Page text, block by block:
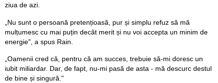
ziua de azi.
„Nu sunt o persoană pretențioasă, pur și simplu refuz să mă
mulțumesc cu mai puțin decât merit și nu voi accepta un minim de
energie", a spus Rain.
„Oamenii cred că, pentru că am succes, trebuie să-mi doresc un
iubit miliardar. Dar, de fapt, nu-mi pasă de asta - mă descurc destul
de bine și singură."